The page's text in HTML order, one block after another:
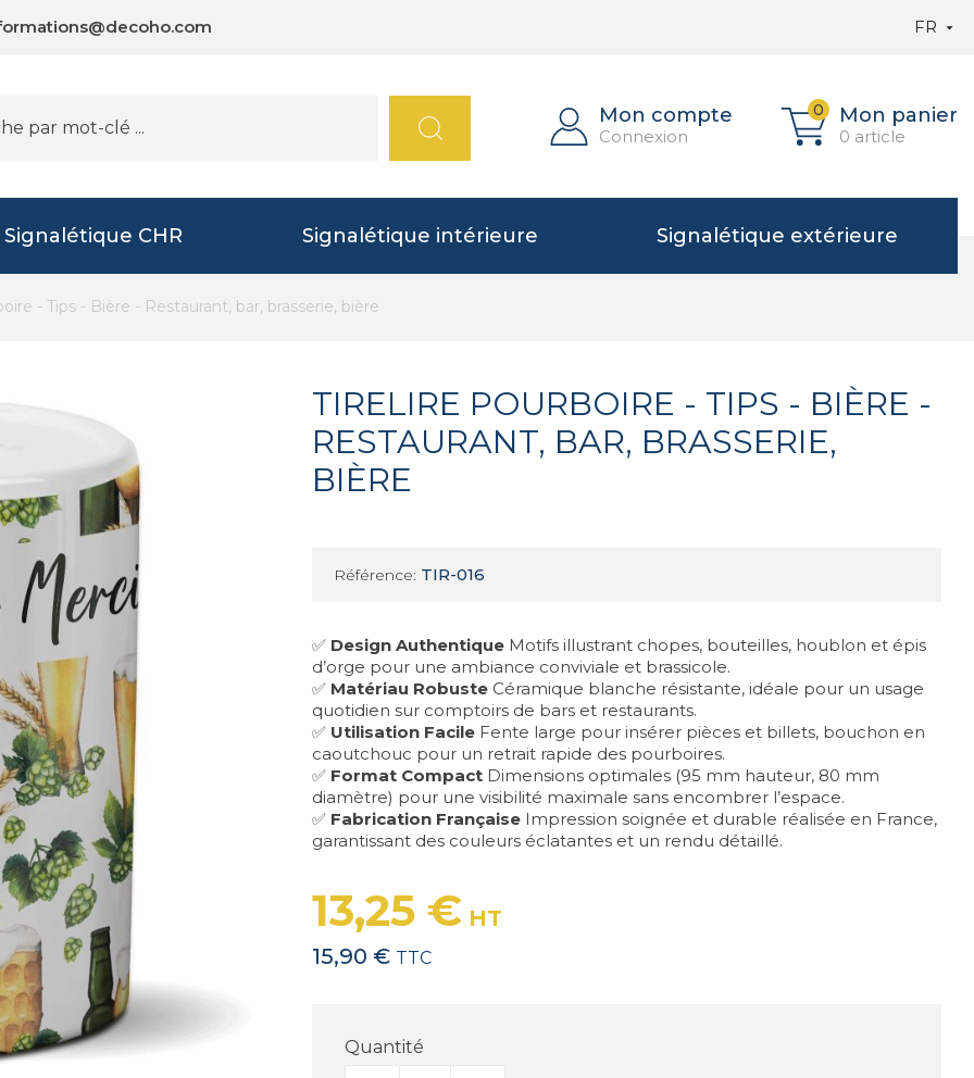
FR 
Mon compte
Connexion
0 Mon panier
0 article
Signalétique CHR Signalétique intérieure Signalétique extérieure
- Tips - Bière - Restaurant, bar, brasserie, bière
TIRELIRE POURBOIRE - TIPS - BIÈRE -
RESTAURANT, BAR, BRASSERIE,
BIÈRE
Référence: TIR-016
✅ Design Authentique Motifs illustrant chopes, bouteilles, houblon et épis
d’orge pour une ambiance conviviale et brassicole.
✅ Matériau Robuste Céramique blanche résistante, idéale pour un usage
quotidien sur comptoirs de bars et restaurants.
✅ Utilisation Facile Fente large pour insérer pièces et billets, bouchon en
caoutchouc pour un retrait rapide des pourboires.
✅ Format Compact Dimensions optimales (95 mm hauteur, 80 mm
diamètre) pour une visibilité maximale sans encombrer l’espace.
✅ Fabrication Française Impression soignée et durable réalisée en France,
garantissant des couleurs éclatantes et un rendu détaillé.
13,25 € HT
15,90 € TTC
Quantité